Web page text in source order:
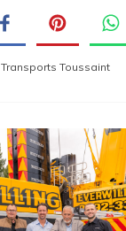
Transports Toussaint